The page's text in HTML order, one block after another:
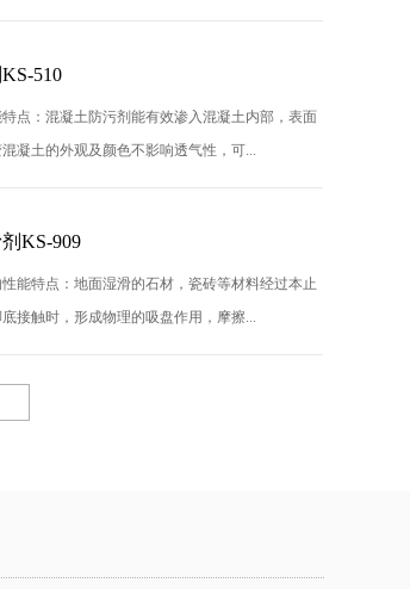
510
点：混凝土防污剂能有效渗入混凝土内部，表面
凝土的外观及颜色不影响透气性，可...
KS-909
能特点：地面湿滑的石材，瓷砖等材料经过本止
接触时，形成物理的吸盘作用，摩擦...